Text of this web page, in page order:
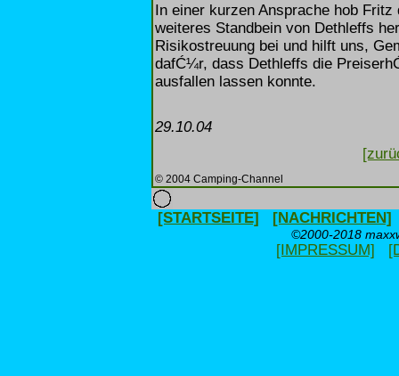
In einer kurzen Ansprache hob
weiteres Standbein von Dethleffs
Risikostreuung bei und hilft uns,
dafĆ¼r, dass Dethleffs die
ausfallen lassen konnte.
29.10.04
© 2004 Camping-Channel
[STARTSEITE] [NACHRICHTEN]
©2000-2018
[IMPRESSUM]